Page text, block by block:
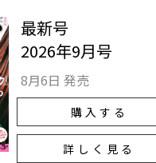
最新号
2026年9月号
8月6日 発売
購入する
詳しく見る